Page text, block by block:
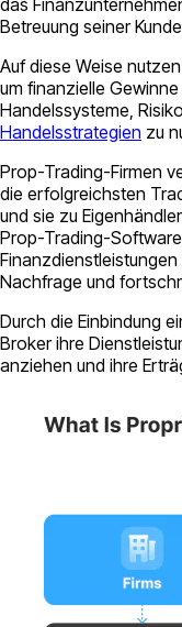
Betreuung seiner
Auf diese Weise
um finanzielle
Handelssysteme,
Handelsstrategien zu
Prop-Trading-Firmen
die erfolgreichsten
und sie zu
Prop-Trading-
Nachfrage und
Durch die Einbindung
Broker ihre
anziehen und ihre